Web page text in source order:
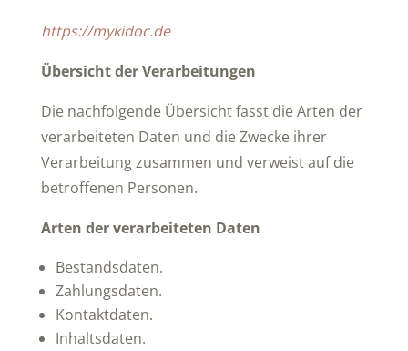
https://mykidoc.de
Übersicht der Verarbeitungen
Die nachfolgende Übersicht fasst die Arten der
verarbeiteten Daten und die Zwecke ihrer
Verarbeitung zusammen und verweist auf die
betroffenen Personen.
Arten der verarbeiteten Daten
Bestandsdaten.
Zahlungsdaten.
Kontaktdaten.
Inhaltsdaten.